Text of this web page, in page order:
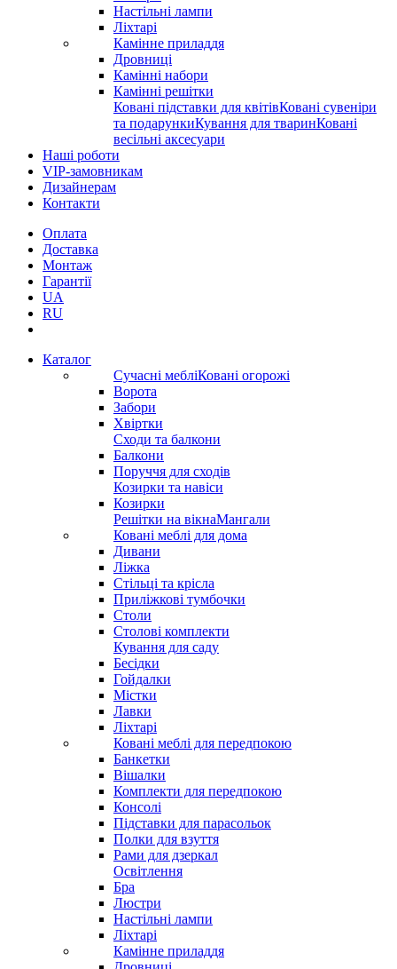
Настільні лампи
Ліхтарі
Камінне приладдя
Дровниці
Камінні набори
Камінні решітки
Ковані підставки для квітівКовані сувеніри
та подарункиКування для тваринКовані
весільні аксесуари
Наші роботи
VIP-замовникам
Дизайнерам
Контакти
Оплата
Доставка
Монтаж
Гарантії
UA
RU
Каталог
Сучасні мебліКовані огорожі
Ворота
Забори
Хвіртки
Сходи та балкони
Балкони
Поруччя для сходів
Козирки та навіси
Козирки
Решітки на вікнаМангали
Ковані меблі для дома
Дивани
Ліжка
Стільці та крісла
Приліжкові тумбочки
Столи
Столові комплекти
Кування для саду
Бесідки
Гойдалки
Містки
Лавки
Ліхтарі
Ковані меблі для передпокою
Банкетки
Вішалки
Комплекти для передпокою
Консолі
Підставки для парасольок
Полки для взуття
Рами для дзеркал
Освітлення
Бра
Люстри
Настільні лампи
Ліхтарі
Камінне приладдя